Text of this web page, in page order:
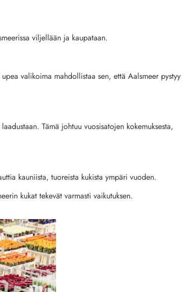
viljellään ja kaupataan.
valikoima mahdollistaa sen, että Aalsmeer pystyy
Tämä johtuu vuosisatojen kokemuksesta,
kauniista, tuoreista kukista ympäri vuoden.
kukat tekevät varmasti vaikutuksen.